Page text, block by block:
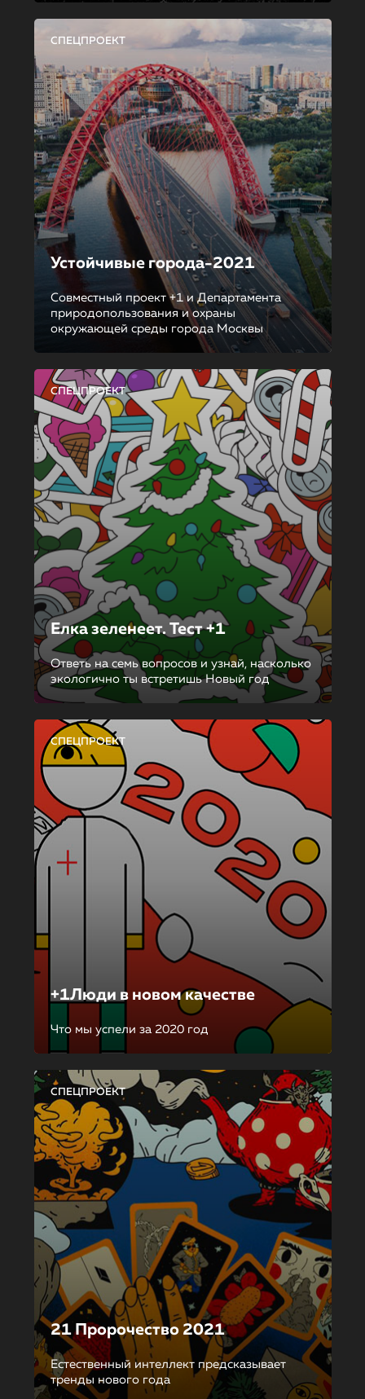
СПЕЦПРОЕКТ
Устойчивые города-2021
Совместный проект +1 и Департамента
природопользования и охраны
окружающей среды города Москвы
СПЕЦПРОЕКТ
Елка зеленеет. Тест +1
Ответь на семь вопросов и узнай, насколько
экологично ты встретишь Новый год
СПЕЦПРОЕКТ
+1Люди в новом качестве
Что мы успели за 2020 год
СПЕЦПРОЕКТ
21 Пророчество 2021
Естественный интеллект предсказывает
тренды нового года